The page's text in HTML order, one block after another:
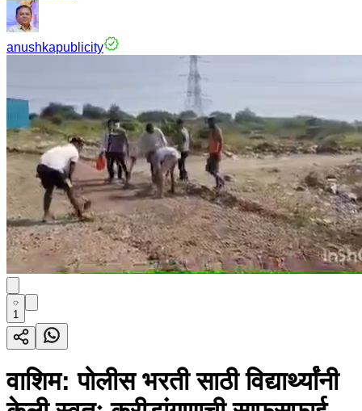
anushkapublicity
1
वाशिम: पोलीस भरती साठी विद्यार्थ्यांनी